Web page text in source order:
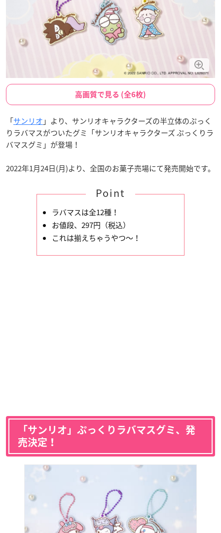
高画質で見る (全6枚)
「サンリオ 」より、サンリオキャラクターズの半立体のぷっく
りラバマスがついたグミ「サンリオキャラクターズ ぷっくりラ
バマスグミ」が登場！
2022年1月24日(月)より、全国のお菓子売場にて発売開始です。
Point
ラバマスは全12種！
お値段、297円（税込）
これは揃えちゃうやつ～！
「サンリオ」ぷっくりラバマスグミ、発
売決定！